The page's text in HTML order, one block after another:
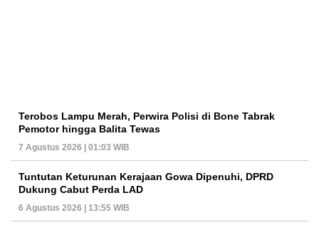
Terobos Lampu Merah, Perwira Polisi di Bone Tabrak
Pemotor hingga Balita Tewas
7 Agustus 2026 | 01:03 WIB
Tuntutan Keturunan Kerajaan Gowa Dipenuhi, DPRD
Dukung Cabut Perda LAD
6 Agustus 2026 | 13:55 WIB